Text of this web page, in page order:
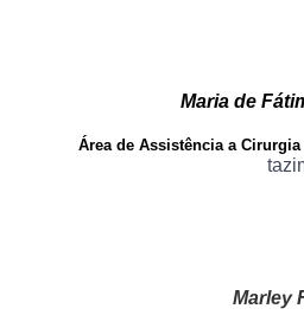
Maria de
Área de Assistência a
Marley